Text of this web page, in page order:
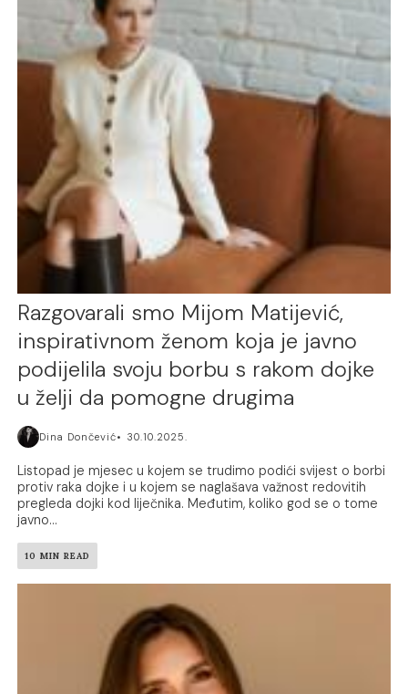
Razgovarali smo Mijom Matijević,
inspirativnom ženom koja je javno
podijelila svoju borbu s rakom dojke
u želji da pomogne drugima
Dina Dončević 30.10.2025.
Listopad je mjesec u kojem se trudimo podići svijest o borbi
protiv raka dojke i u kojem se naglašava važnost redovitih
pregleda dojki kod liječnika. Međutim, koliko god se o tome
javno...
10 MIN READ